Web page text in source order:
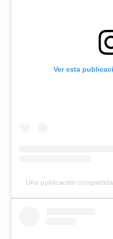
Ver esta
Una publicación